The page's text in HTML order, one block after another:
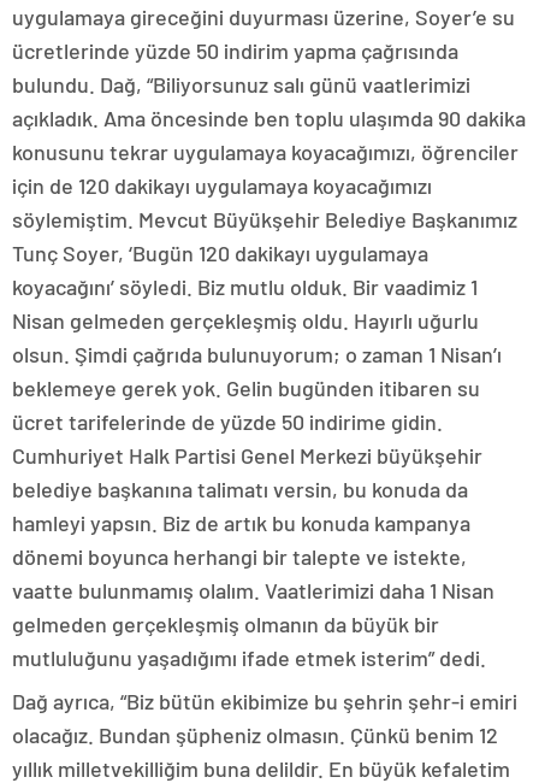
uygulamaya gireceğini duyurması üzerine, Soyer’e su
ücretlerinde yüzde 50 indirim yapma çağrısında
bulundu. Dağ, “Biliyorsunuz salı günü vaatlerimizi
açıkladık. Ama öncesinde ben toplu ulaşımda 90 dakika
konusunu tekrar uygulamaya koyacağımızı, öğrenciler
için de 120 dakikayı uygulamaya koyacağımızı
söylemiştim. Mevcut Büyükşehir Belediye Başkanımız
Tunç Soyer, ‘Bugün 120 dakikayı uygulamaya
koyacağını’ söyledi. Biz mutlu olduk. Bir vaadimiz 1
Nisan gelmeden gerçekleşmiş oldu. Hayırlı uğurlu
olsun. Şimdi çağrıda bulunuyorum; o zaman 1 Nisan’ı
beklemeye gerek yok. Gelin bugünden itibaren su
ücret tarifelerinde de yüzde 50 indirime gidin.
Cumhuriyet Halk Partisi Genel Merkezi büyükşehir
belediye başkanına talimatı versin, bu konuda da
hamleyi yapsın. Biz de artık bu konuda kampanya
dönemi boyunca herhangi bir talepte ve istekte,
vaatte bulunmamış olalım. Vaatlerimizi daha 1 Nisan
gelmeden gerçekleşmiş olmanın da büyük bir
mutluluğunu yaşadığımı ifade etmek isterim” dedi.
Dağ ayrıca, “Biz bütün ekibimize bu şehrin şehr-i emiri
olacağız. Bundan şüpheniz olmasın. Çünkü benim 12
yıllık milletvekilliğim buna delildir. En büyük kefaletim